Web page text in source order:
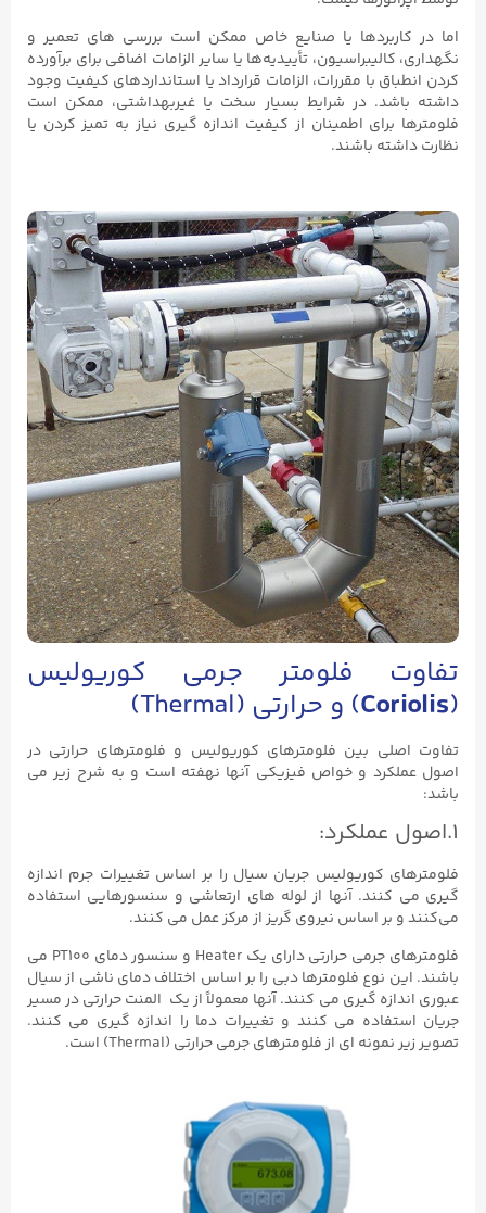
اما در کاربردها یا صنایع خاص ممکن است بررسی‌ های تعمیر و
نگهداری، کالیبراسیون، تأییدیه‌ها یا سایر الزامات اضافی برای برآورده
کردن انطباق با مقررات، الزامات قرارداد یا استانداردهای کیفیت وجود
داشته باشد. در شرایط بسیار سخت یا غیربهداشتی، ممکن است
فلومترها برای اطمینان از کیفیت اندازه گیری نیاز به تمیز کردن یا
نظارت داشته باشند.
تفاوت فلومتر جرمی کوریولیس
(
Coriolis) و حرارتی (Thermal)
تفاوت اصلی بین فلومترهای کوریولیس و فلومترهای حرارتی در
اصول عملکرد و خواص فیزیکی آنها نهفته است و به شرح زیر می
باشد:
۱.اصول عملکرد:
فلومترهای کوریولیس جریان سیال را بر اساس تغییرات جرم اندازه
گیری می کنند. آنها از لوله‌ های ارتعاشی و سنسورهایی استفاده
می‌کنند و بر اساس نیروی گریز از مرکز عمل می کنند.
فلومترهای جرمی حرارتی دارای یک Heater و سنسور دمای PT100 می
باشند. این نوع فلومترها دبی را بر اساس اختلاف دمای ناشی از سیال
عبوری اندازه گیری می کنند. آنها معمولاً از یک المنت حرارتی در مسیر
جریان استفاده می کنند و تغییرات دما را اندازه گیری می کنند.
تصویر زیر نمونه ای از فلومترهای جرمی حرارتی (Thermal) است.